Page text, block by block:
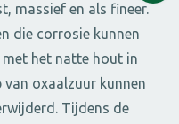
massief en als fineer.
die corrosie kunnen
het natte hout in
oxaalzuur kunnen
Tijdens de